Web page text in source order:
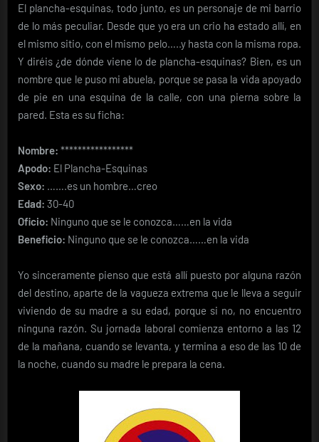
El plancha-esquinas, todo junto, es un personaje de mi barrio
de lo más peculiar. Desde que yo era un crio ha estado allí, en
el mismo sitio, con el mismo pelo…..y hasta con la misma ropa.
Y diréis ¿de dónde viene lo de plancha-esquinas? Bien, es un
nombre que le puso mi abuela, porque se pasa la vida apoyado
de pie en una esquina de la calle, con una pierna sobre la
pared. Esta es su ficha:
Nombre: *****************
Apodo: El Plancha-Esquinas
Sexo: …….es un hombre…creo
Edad: 30-40
Oficio: Ninguno que se le conozca……en la vida
Beneficio: Ninguno que se le conozca……en la vida
Yo sinceramente pienso que está allí puesto por alguna razón
del destino, aparte de la vagueza extrema que le lleva a seguir
viviendo de su madre a su edad, porque si no, no encuentro
ninguna razón. Su jornada laboral comienza entorno a las 12
de la mañana, cuando se levanta, y termina a eso de las 10 de
la noche, cuando su madre le prepara la cena.